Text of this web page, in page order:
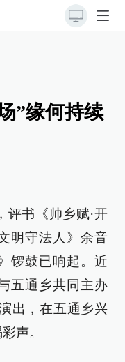
”缘何持续
评书《帅乡赋·开
明守法人》余音
锣鼓已响起。近
五通乡共同主办
出，在五通乡兴
声。